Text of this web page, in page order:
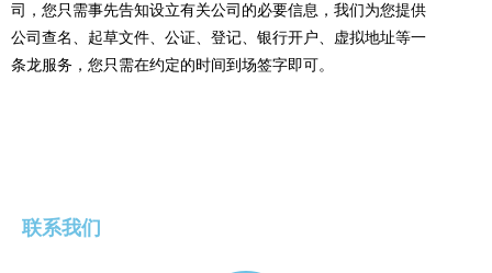
司，您只需事先告知设立有关公司的必要信息，我们为您提供
公司查名、起草文件、公证、登记、银行开户、虚拟地址等一
条龙服务，您只需在约定的时间到场签字即可。
联系我们